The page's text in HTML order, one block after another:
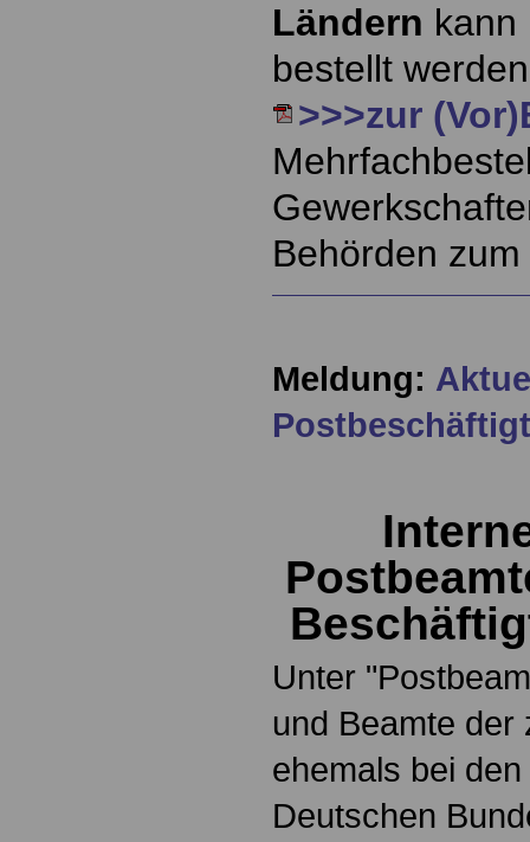
Ländern kann
bestellt werden
>>>zur
Behörden
Meldung:
Unter
und Beamte der
ehemals bei
Deutschen